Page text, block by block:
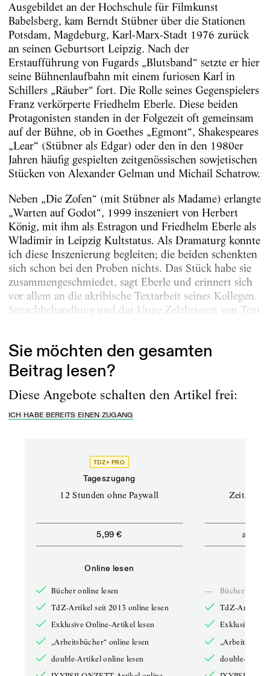
Ausgebildet an der Hochschule für Filmkunst
Babelsberg, kam Berndt Stübner über die Stationen
Potsdam, Magdeburg, Karl-Marx-Stadt 1976 zurück
an seinen Geburtsort Leipzig. Nach der
Erstaufführung von Fugards „Blutsband“ setzte er hier
seine Bühnenlaufbahn mit einem furiosen Karl in
Schillers „Räuber“ fort. Die Rolle seines Gegenspielers
Franz verkörperte Friedhelm Eberle. Diese beiden
Protagonisten standen in der Folgezeit oft gemeinsam
auf der Bühne, ob in Goethes „Egmont“, Shakespeares
„Lear“ (Stübner als Edgar) oder den in den 1980er
Jahren häufig gespielten zeitgenössischen sowjetischen
Stücken von Alexander Gelman und Michail Schatrow.
Neben „Die Zofen“ (mit Stübner als Madame) erlangte
„Warten auf Godot“, 1999 inszeniert von Herbert
König, mit ihm als Estragon und Friedhelm Eberle als
Wladimir in Leipzig Kultstatus. Als Dramaturg konnte
ich diese Inszenierung begleiten; die beiden schenkten
sich schon bei den Proben nichts. Das Stück habe sie
zusammengeschmiedet, sagt Eberle und erinnert sich
vor allem an die akribische Textarbeit seines Kollegen.
Sprachbehandlung und das kluge Zelebrieren von Text
Sie möchten den gesamten
Beitrag lesen?
Diese Angebote schalten den Artikel frei:
ICH HABE BEREITS EINEN ZUGANG
TDZ+ PRO
Tageszugang
12 Stunden ohne Paywall
5,99 €
Online lesen
Bücher online lesen
TdZ-Artikel seit 2013 online lesen
Exklusive Online-Artikel lesen
„Arbeitsbücher“ online lesen
double-Artikel online lesen
ab
—
Bücher online
TdZ-Artikel
Exklusive
double-